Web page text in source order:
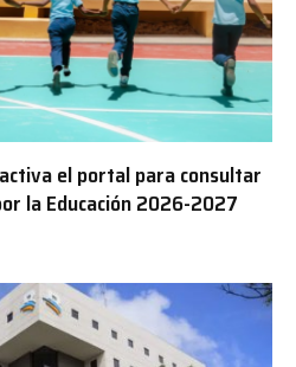
el portal para consultar
la Educación 2026-2027